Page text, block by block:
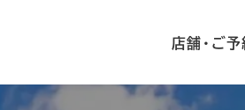
店舗・ご予